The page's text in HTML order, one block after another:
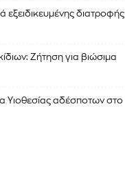
εξειδικευμένης διατροφής
Ζήτηση για βιώσιμα
Υιοθεσίας αδέσποτων στο